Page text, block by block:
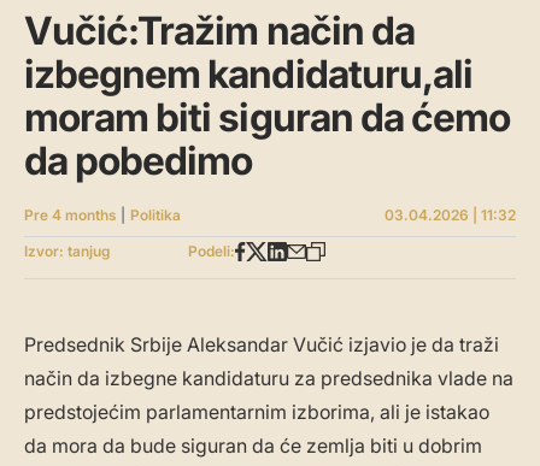
Vučić:Tražim način da
izbegnem kandidaturu,ali
moram biti siguran da ćemo
da pobedimo
Pre 4 months Politika
03.04.2026 | 11:32
Izvor: tanjug
Podeli:
Predsednik Srbije Aleksandar Vučić izjavio je da traži
način da izbegne kandidaturu za predsednika vlade na
predstojećim parlamentarnim izborima, ali je istakao
da mora da bude siguran da će zemlja biti u dobrim